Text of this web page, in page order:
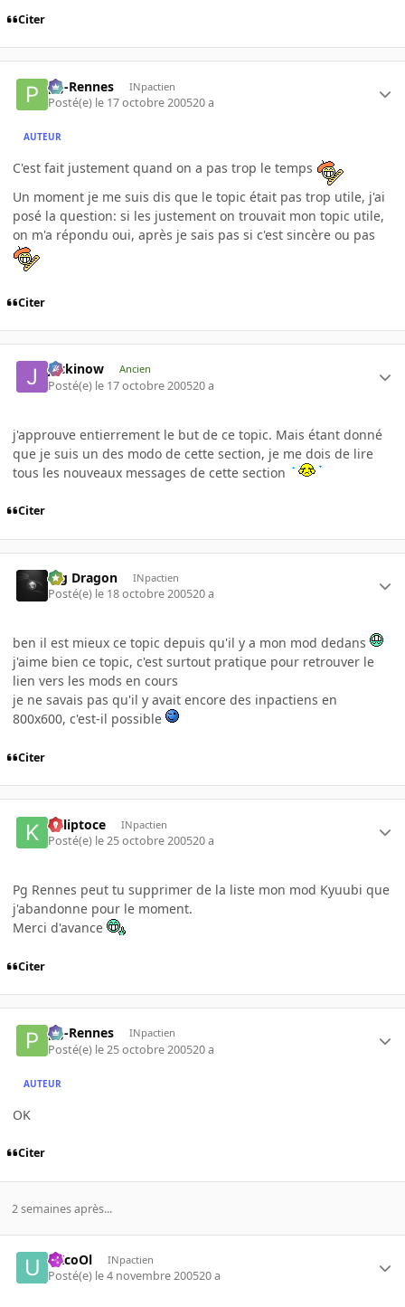
Citer
pg-Rennes INpactien
Posté(e) le 17 octobre 200520 a
AUTEUR
C'est fait justement quand on a pas trop le temps
Un moment je me suis dis que le topic était pas trop utile, j'ai
posé la question: si les justement on trouvait mon topic utile,
on m'a répondu oui, après je sais pas si c'est sincère ou pas
Citer
jackinow Ancien
Posté(e) le 17 octobre 200520 a
j'approuve entierrement le but de ce topic. Mais étant donné
que je suis un des modo de cette section, je me dois de lire
tous les nouveaux messages de cette section
Citer
Big Dragon INpactien
Posté(e) le 18 octobre 200520 a
ben il est mieux ce topic depuis qu'il y a mon mod dedans
j'aime bien ce topic, c'est surtout pratique pour retrouver le
lien vers les mods en cours
je ne savais pas qu'il y avait encore des inpactiens en
800x600, c'est-il possible
Citer
Kaliptoce INpactien
Posté(e) le 25 octobre 200520 a
Pg Rennes peut tu supprimer de la liste mon mod Kyuubi que
j'abandonne pour le moment.
Merci d'avance
Citer
pg-Rennes INpactien
Posté(e) le 25 octobre 200520 a
AUTEUR
OK
Citer
2 semaines après...
uXcoOl INpactien
Posté(e) le 4 novembre 200520 a